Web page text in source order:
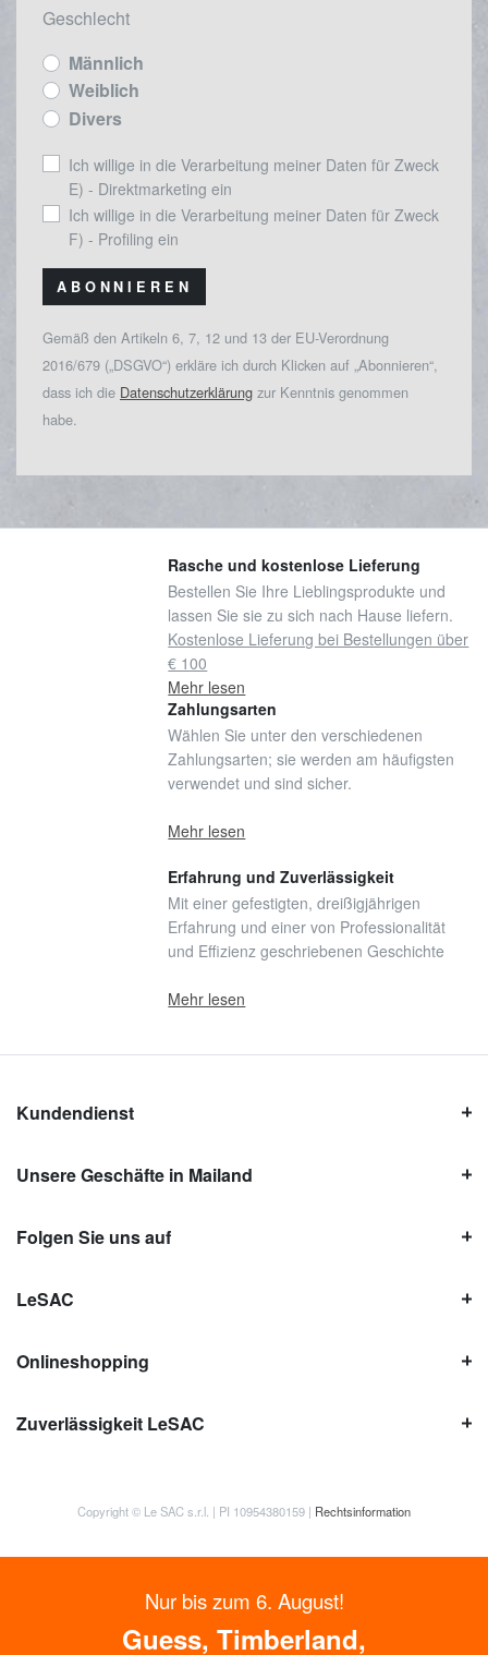
Geschlecht
Männlich
Weiblich
Divers
Ich willige in die Verarbeitung meiner Daten für Zweck
E) - Direktmarketing ein
Ich willige in die Verarbeitung meiner Daten für Zweck
F) - Profiling ein
ABONNIEREN
Gemäß den Artikeln 6, 7, 12 und 13 der EU-Verordnung
2016/679 („DSGVO“) erkläre ich durch Klicken auf „Abonnieren“,
dass ich die Datenschutzerklärung zur Kenntnis genommen
habe.
Rasche und kostenlose Lieferung
Bestellen Sie Ihre Lieblingsprodukte und
lassen Sie sie zu sich nach Hause liefern.
Kostenlose Lieferung bei Bestellungen über
€ 100
Mehr lesen
Zahlungsarten
Wählen Sie unter den verschiedenen
Zahlungsarten; sie werden am häufigsten
verwendet und sind sicher.
Mehr lesen
Erfahrung und Zuverlässigkeit
Mit einer gefestigten, dreißigjährigen
Erfahrung und einer von Professionalität
und Effizienz geschriebenen Geschichte
Mehr lesen
Kundendienst
Unsere Geschäfte in Mailand
Folgen Sie uns auf
LeSAC
Onlineshopping
Zuverlässigkeit LeSAC
Copyright © Le SAC s.r.l. | PI 10954380159 | Rechtsinformation
Nur bis zum 6. August!
Guess, Timberland,